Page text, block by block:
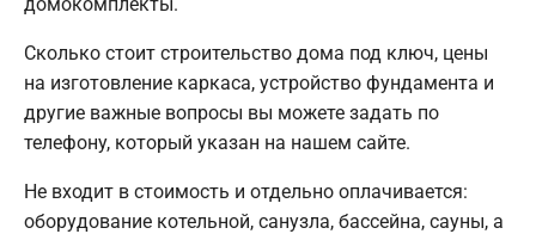
Сколько стоит строительство дома под ключ, цены
на изготовление каркаса, устройство фундамента и
другие важные вопросы вы можете задать по
телефону, который указан на нашем сайте.
Не входит в стоимость и отдельно оплачивается:
оборудование котельной, санузла, бассейна, сауны, а